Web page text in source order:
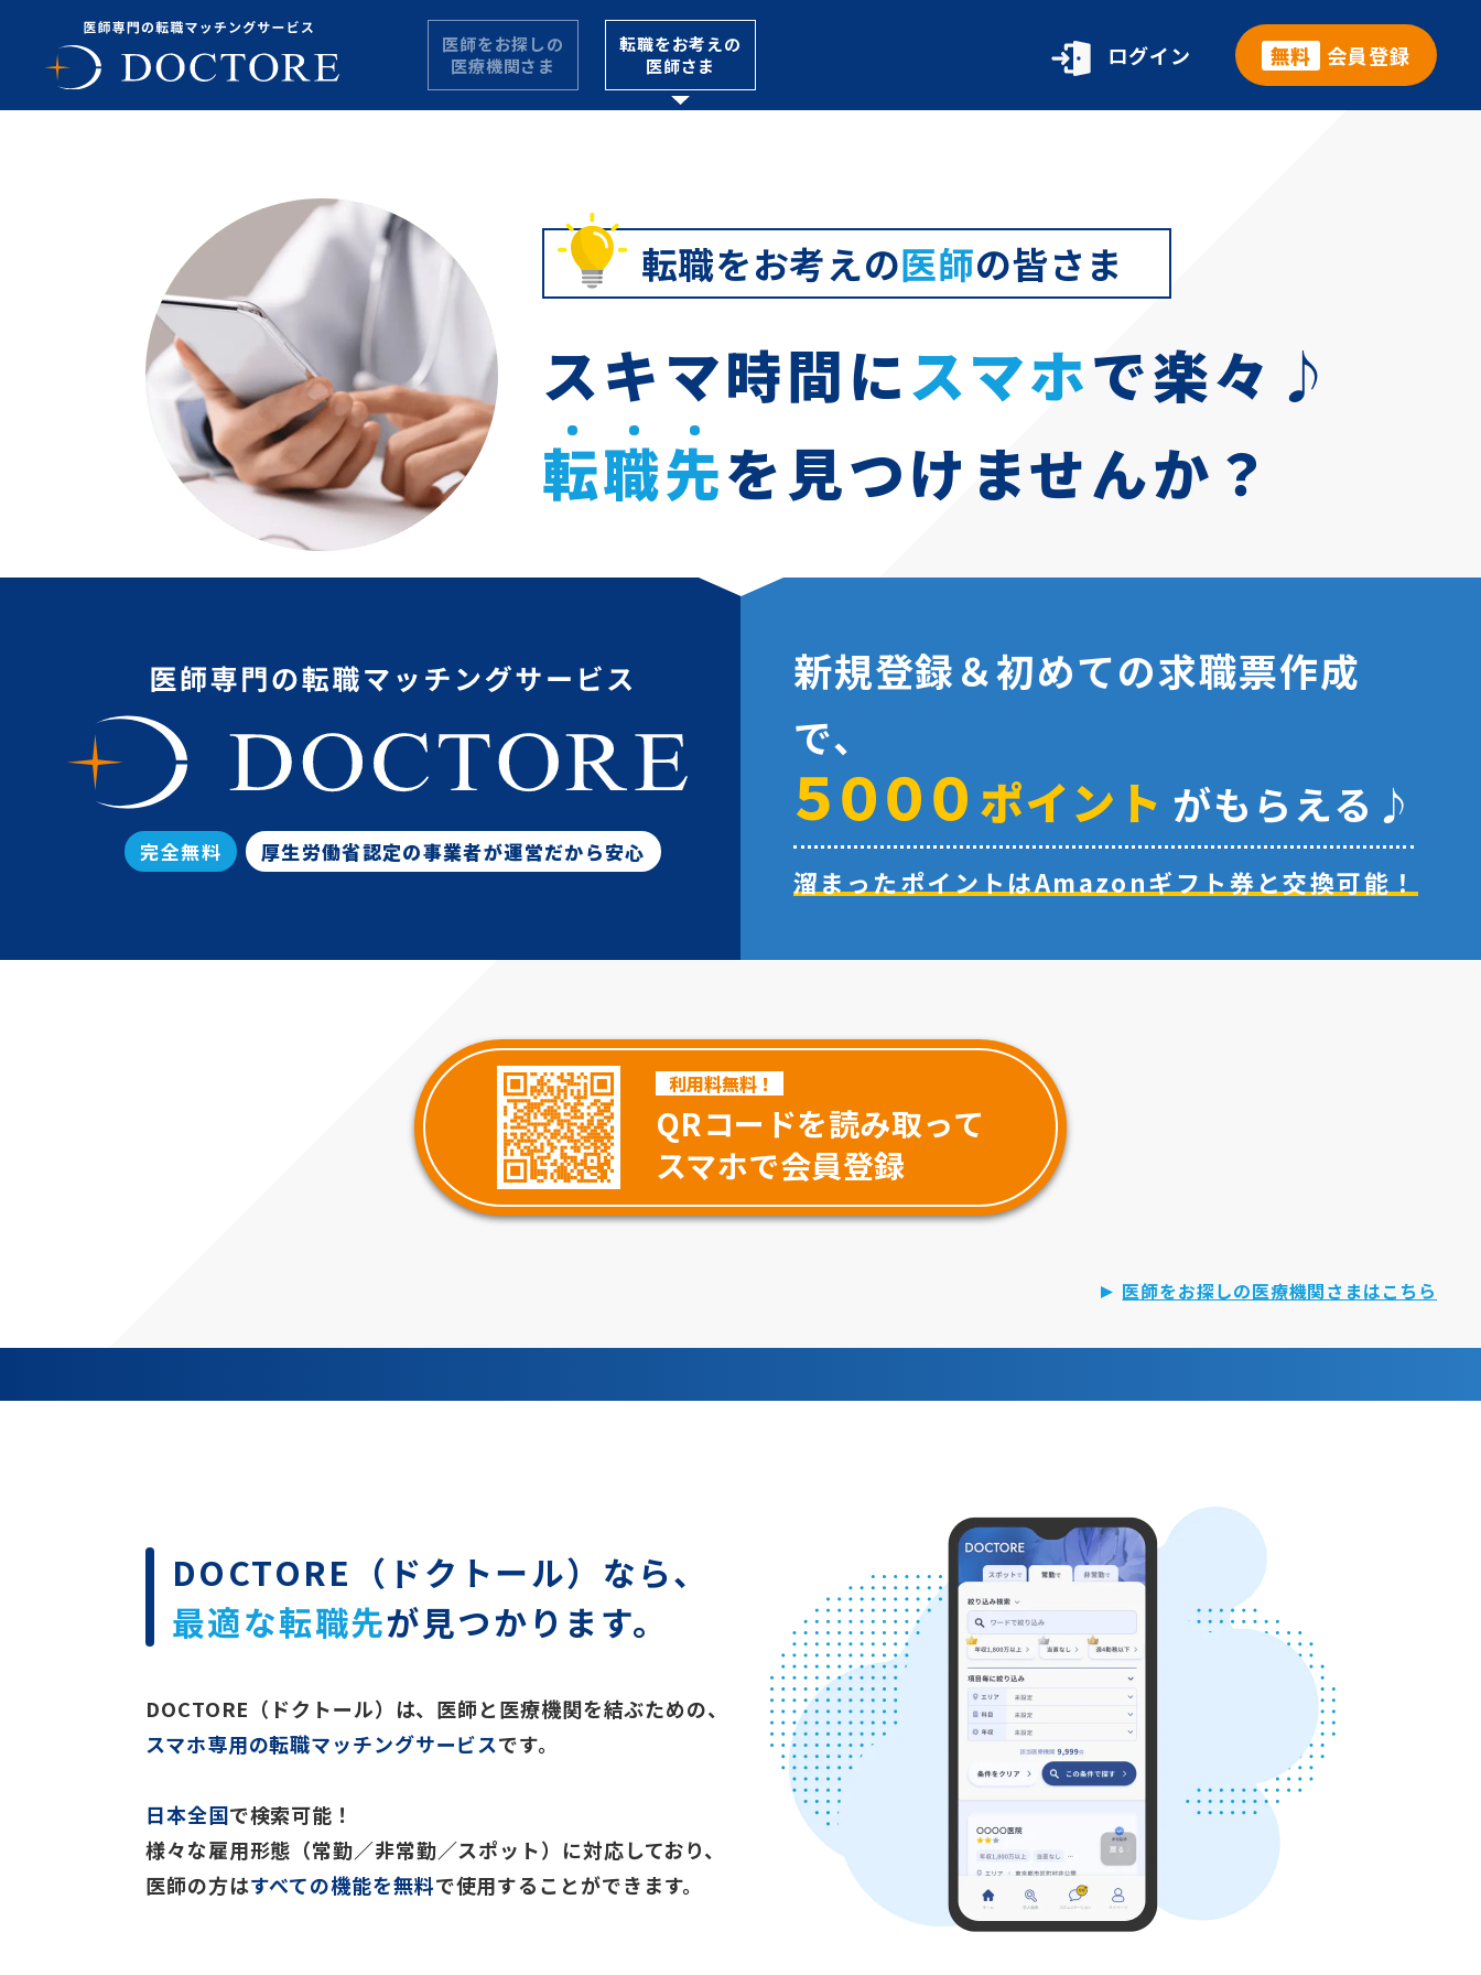
医師をお探しの
医療機関さま
転職をお考えの
医師さま
ログイン 無料 会員登録
転職をお考えの医師の皆さま
スキマ時間にスマホで楽々♪
転職先を見つけませんか？
完全無料 厚生労働省認定の事業者が運営だから安心
新規登録＆初めての求職票作成
で、
５０００ ポイント がもらえる♪
溜まったポイントはAmazonギフト券と交換可能！
利用料無料！
QRコードを読み取って
スマホで会員登録
医師をお探しの医療機関さまはこちら
DOCTORE（ドクトール） なら、
最適な転職先が見つかります。
DOCTORE（ドクトール）は、医師と医療機関を結ぶための、
スマホ専用の転職マッチングサービスです。
日本全国で検索可能！
様々な雇用形態（常勤／非常勤／スポット）に対応しており、
医師の方はすべての機能を無料で使用することができます。